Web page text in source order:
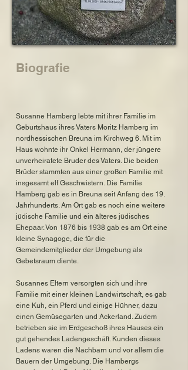
Biografie
Susanne Hamberg lebte mit ihrer Familie im
Geburtshaus ihres Vaters Moritz Hamberg im
nordhessischen Breuna im Kirchweg 6. Mit im
Haus wohnte ihr Onkel Hermann, der jüngere
unverheiratete Bruder des Vaters. Die beiden
Brüder stammten aus einer großen Familie mit
insgesamt elf Geschwistern. Die Familie
Hamberg gab es in Breuna seit Anfang des 19.
Jahrhunderts. Am Ort gab es noch eine weitere
jüdische Familie und ein älteres jüdisches
Ehepaar. Von 1876 bis 1938 gab es am Ort eine
kleine Synagoge, die für die
Gemeindemitglieder der Umgebung als
Gebetsraum diente.
Susannes Eltern versorgten sich und ihre
Familie mit einer kleinen Landwirtschaft, es gab
eine Kuh, ein Pferd und einige Hühner, dazu
einen Gemüsegarten und Ackerland. Zudem
betrieben sie im Erdgeschoß ihres Hauses ein
gut gehendes Ladengeschäft. Kunden dieses
Ladens waren die Nachbarn und vor allem die
Bauern der Umgebung. Die Hambergs